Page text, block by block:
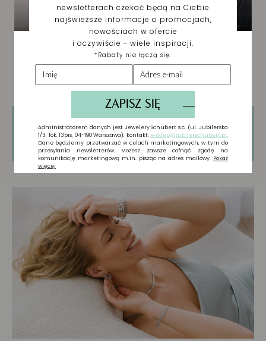
Tylko zarejestrowani użytkownicy mogą
pisać Recenzje. ProszęZaloguj sięlubZałóż
konto